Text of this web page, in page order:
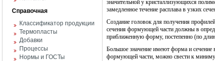
Справочная
Классификатор продукции
Термопласты
Добавки
Процессы
Нормы и ГОСТы
значительной у кристаллизующихся
замедленное течение расплава в узких
Создание головок для получения
сечения формующей части должны в
приближенную форму, постепенно (по
Большое значение имеют форма и сечение
формующей части, можно свести к